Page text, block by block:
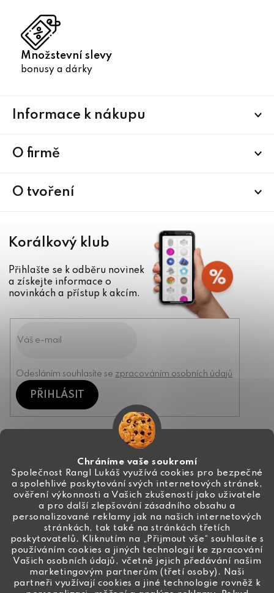
Chráníme vaše soukromí
Společnost Rangl Lukáš využívá cookies pro bezpečné
a spolehlivé poskytování svých internetových stránek,
ověření výkonnosti a Vašich zkušeností jako uživatele
a pro další zlepšování zásadního obsahu a
personalizované reklamy jak na našich internetových
stránkách, tak také na stránkách třetích
poskytovatelů. Kliknutím na „Přijmout vše“ souhlasíte s
používáním cookies a jiných technologií ke zpracování
Vašich osobních údajů, včetně jejich předávání našim
marketingovým partnerům (třetí osoby). Naši
partneři využívají cookies a jiné technologie rovněž k
Množstevní slevy
bonusy a dárky
Informace k nákupu
O firmě
O tvoření
Korálkový klub
Přihlašte se k odběru novinek
a získejte informace o
novinkách a přístup k akcím.
Odesláním souhlasíte se zpracováním osobních údajů
PŘIHLÁSIT
info@ceske-koralky.cz
+420 774 444 191